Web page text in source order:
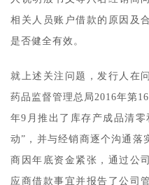
相关人员账户借款的原因及
是否健全有效。
就上述关注问题，发行人在
药品监督管理总局2016年第
年9月推出了库存产成品清
动”，并与经销商逐个沟通落
商因年底资金紧张，通过公
应商借款事宜并报告了公司